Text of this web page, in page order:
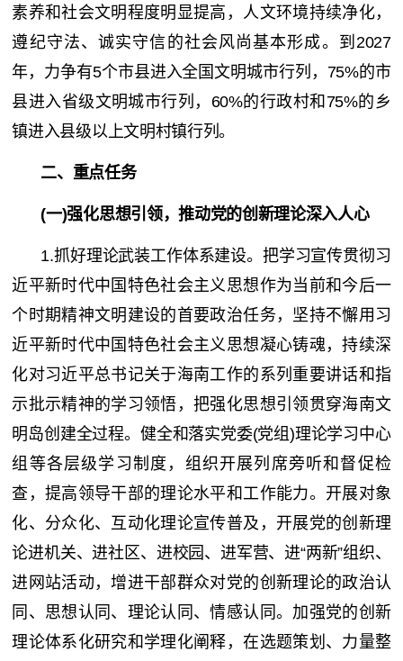
素养和社会文明程度明显提高，人文环境持续净化，
遵纪守法、诚实守信的社会风尚基本形成。到2027
年，力争有5个市县进入全国文明城市行列，75%的市
县进入省级文明城市行列，60%的行政村和75%的乡
镇进入县级以上文明村镇行列。
二、重点任务
(一)强化思想引领，推动党的创新理论深入人心
1.抓好理论武装工作体系建设。把学习宣传贯彻习
近平新时代中国特色社会主义思想作为当前和今后一
个时期精神文明建设的首要政治任务，坚持不懈用习
近平新时代中国特色社会主义思想凝心铸魂，持续深
化对习近平总书记关于海南工作的系列重要讲话和指
示批示精神的学习领悟，把强化思想引领贯穿海南文
明岛创建全过程。健全和落实党委(党组)理论学习中心
组等各层级学习制度，组织开展列席旁听和督促检
查，提高领导干部的理论水平和工作能力。开展对象
化、分众化、互动化理论宣传普及，开展党的创新理
论进机关、进社区、进校园、进军营、进“两新”组织、
进网站活动，增进干部群众对党的创新理论的政治认
同、思想认同、理论认同、情感认同。加强党的创新
理论体系化研究和学理化阐释，在选题策划、力量整